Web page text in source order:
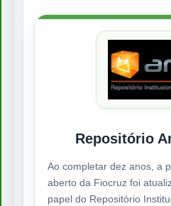
Repositório
Ao completar dez anos, a
aberto da Fiocruz foi
papel do Repositório